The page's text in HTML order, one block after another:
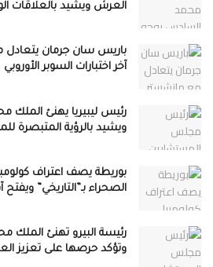
العرش ويشيد بالعلاقات
آخر اختبارات السوبر الأوروبي
رئيس ليبيريا يهنئ
ويشيد بالرؤية المتبصرة
بوريطة يصف اعتراف
الصحراء بـ”التاريخي”
رئيسة البيرو تهنئ
وتؤكد حرصها على تعزيز